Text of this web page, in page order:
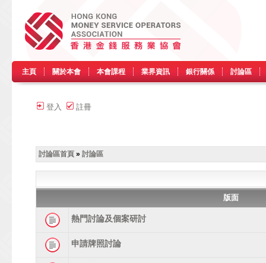
主頁 關於本會 本會課程 業界資訊 銀行關係 討論區
登入 註冊
討論區首頁 » 討論區
版面
熱門討論及個案研討
申請牌照討論